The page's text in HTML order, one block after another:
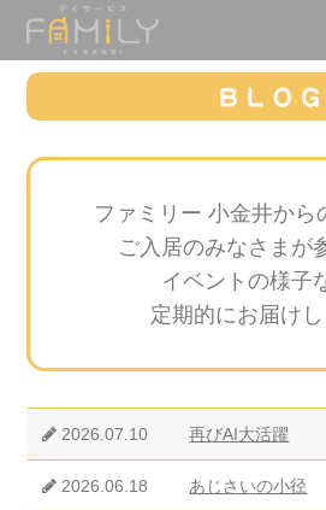
ファミリー 小金井から
ご入居のみなさまが
イベントの様子
定期的にお届けし
2026.07.10 再びAI大活躍
2026.06.18 あじさいの小径